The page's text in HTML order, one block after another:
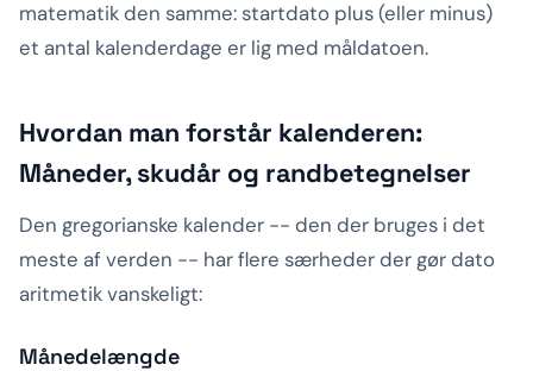
matematik den samme: startdato plus (eller minus)
et antal kalenderdage er lig med måldatoen.
Hvordan man forstår kalenderen:
Måneder, skudår og randbetegnelser
Den gregorianske kalender -- den der bruges i det
meste af verden -- har flere særheder der gør dato
aritmetik vanskeligt:
Månedelængde